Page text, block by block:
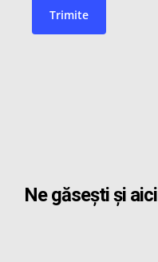
Ne găsești și aici